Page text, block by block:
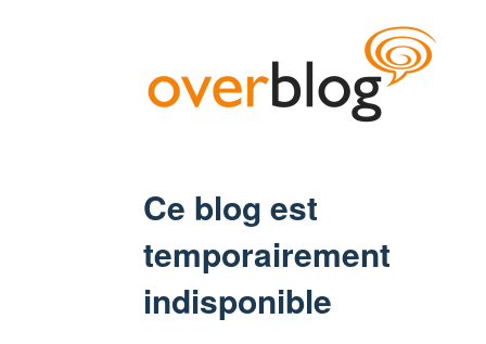
Ce blog est
temporairement
indisponible